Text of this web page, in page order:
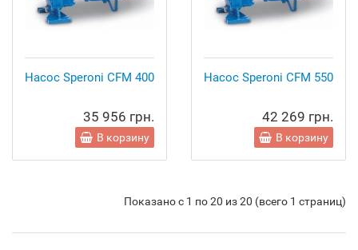
Насос Speroni CFM 400
35 956 грн.
В корзину
Насос Speroni CFM 550
42 269 грн.
В корзину
Показано с 1 по 20 из 20 (всего 1 страниц)